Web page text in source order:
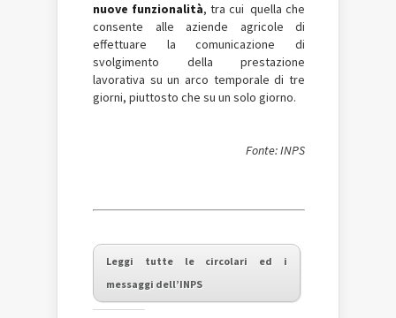
nuove funzionalità, tra cui quella che
consente alle aziende agricole di
effettuare la comunicazione di
svolgimento della prestazione
lavorativa su un arco temporale di tre
giorni, piuttosto che su un solo giorno.
Fonte: INPS
Leggi tutte le circolari ed i
messaggi dell’INPS